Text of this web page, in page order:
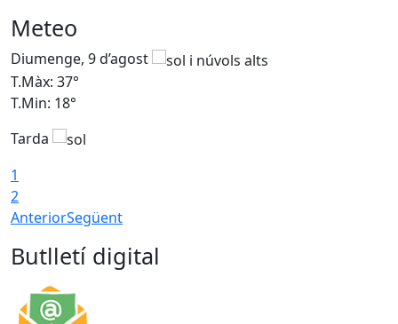
Meteo
Diumenge, 9 d’agost
T.Màx: 37°
T.Min: 18°
Tarda
1
2
AnteriorSegüent
Butlletí digital